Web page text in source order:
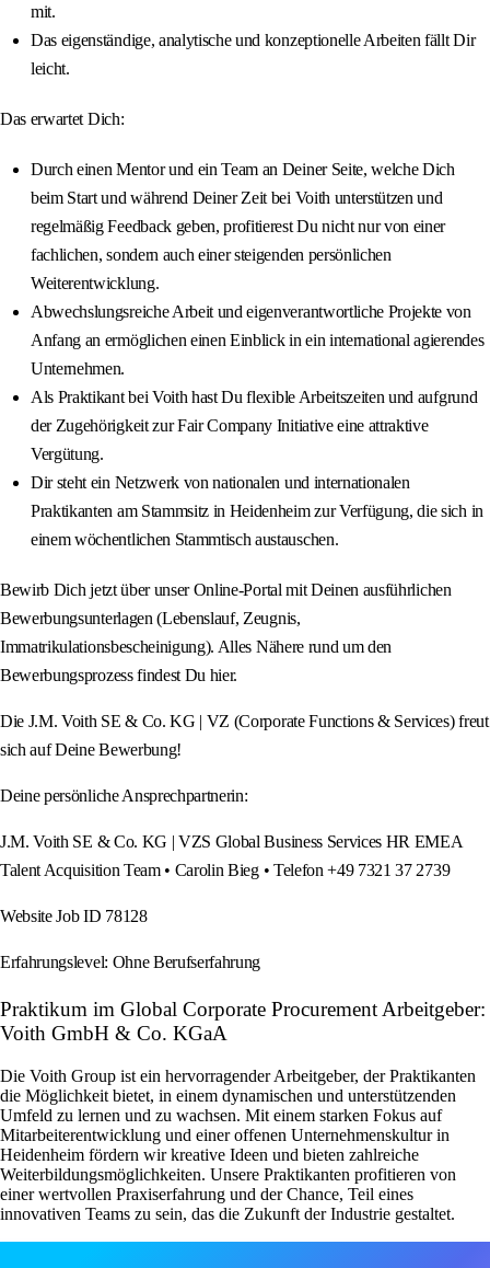
mit.
Das eigenständige, analytische und konzeptionelle Arbeiten fällt Dir
leicht.
Das erwartet Dich:
Durch einen Mentor und ein Team an Deiner Seite, welche Dich
beim Start und während Deiner Zeit bei Voith unterstützen und
regelmäßig Feedback geben, profitierest Du nicht nur von einer
fachlichen, sondern auch einer steigenden persönlichen
Weiterentwicklung.
Abwechslungsreiche Arbeit und eigenverantwortliche Projekte von
Anfang an ermöglichen einen Einblick in ein international agierendes
Unternehmen.
Als Praktikant bei Voith hast Du flexible Arbeitszeiten und aufgrund
der Zugehörigkeit zur Fair Company Initiative eine attraktive
Vergütung.
Dir steht ein Netzwerk von nationalen und internationalen
Praktikanten am Stammsitz in Heidenheim zur Verfügung, die sich in
einem wöchentlichen Stammtisch austauschen.
Bewirb Dich jetzt über unser Online-Portal mit Deinen ausführlichen
Bewerbungsunterlagen (Lebenslauf, Zeugnis,
Immatrikulationsbescheinigung). Alles Nähere rund um den
Bewerbungsprozess findest Du hier.
Die J.M. Voith SE & Co. KG | VZ (Corporate Functions & Services) freut
sich auf Deine Bewerbung!
Deine persönliche Ansprechpartnerin:
J.M. Voith SE & Co. KG | VZS Global Business Services HR EMEA
Talent Acquisition Team • Carolin Bieg • Telefon +49 7321 37 2739
Website Job ID 78128
Erfahrungslevel: Ohne Berufserfahrung
Praktikum im Global Corporate Procurement Arbeitgeber:
Voith GmbH & Co. KGaA
Die Voith Group ist ein hervorragender Arbeitgeber, der Praktikanten
die Möglichkeit bietet, in einem dynamischen und unterstützenden
Umfeld zu lernen und zu wachsen. Mit einem starken Fokus auf
Mitarbeiterentwicklung und einer offenen Unternehmenskultur in
Heidenheim fördern wir kreative Ideen und bieten zahlreiche
Weiterbildungsmöglichkeiten. Unsere Praktikanten profitieren von
einer wertvollen Praxiserfahrung und der Chance, Teil eines
innovativen Teams zu sein, das die Zukunft der Industrie gestaltet.